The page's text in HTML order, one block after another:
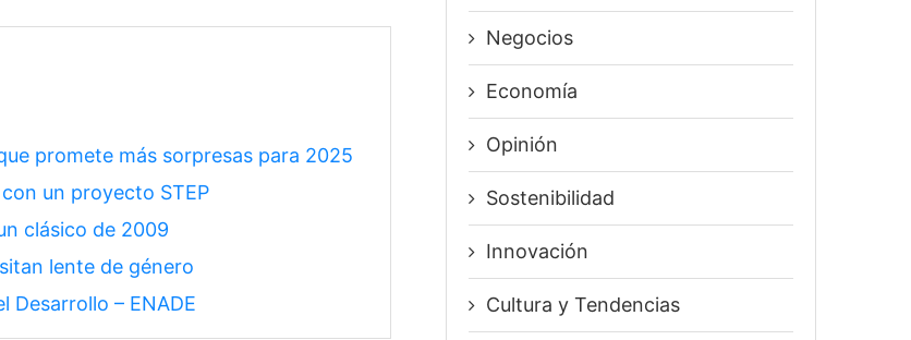
promete más sorpresas para 2025
un proyecto STEP
clásico de 2009
lente de género
Desarrollo – ENADE
Negocios
Economía
Opinión
Sostenibilidad
Innovación
⁠Cultura y Tendencias